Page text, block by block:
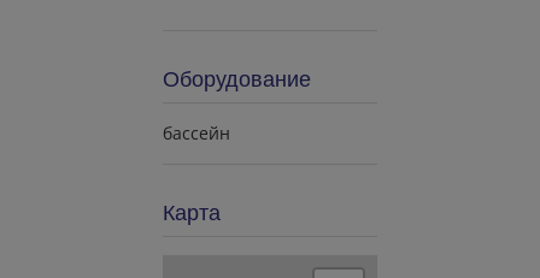
Оборудование
бассейн
Карта